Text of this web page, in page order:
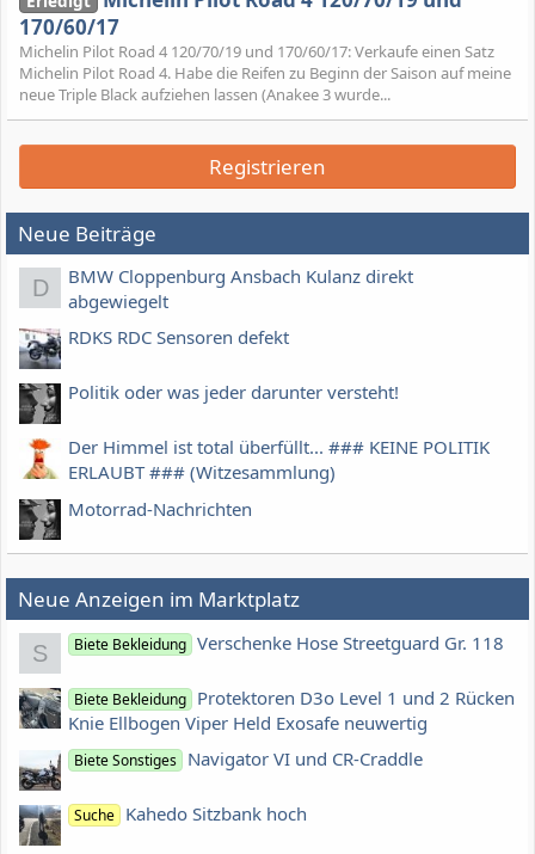
170/60/17
Michelin Pilot Road 4 120/70/19 und 170/60/17: Verkaufe einen Satz
Michelin Pilot Road 4. Habe die Reifen zu Beginn der Saison auf meine
neue Triple Black aufziehen lassen (Anakee 3 wurde...
Registrieren
Neue Beiträge
D
BMW Cloppenburg Ansbach Kulanz direkt
abgewiegelt
RDKS RDC Sensoren defekt
Politik oder was jeder darunter versteht!
Der Himmel ist total überfüllt... ### KEINE POLITIK
ERLAUBT ### (Witzesammlung)
Motorrad-Nachrichten
Neue Anzeigen im Marktplatz
S Biete Bekleidung Verschenke Hose Streetguard Gr. 118
Biete Bekleidung Protektoren D3o Level 1 und 2 Rücken
Knie Ellbogen Viper Held Exosafe neuwertig
Biete Sonstiges Navigator VI und CR-Craddle
Suche Kahedo Sitzbank hoch